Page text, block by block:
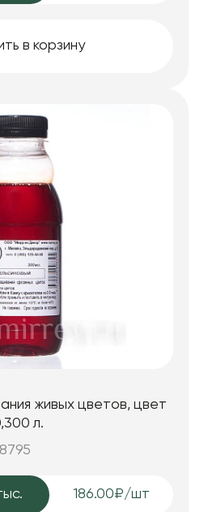
в корзину
живых цветов, цвет
л.
186.00₽/шт